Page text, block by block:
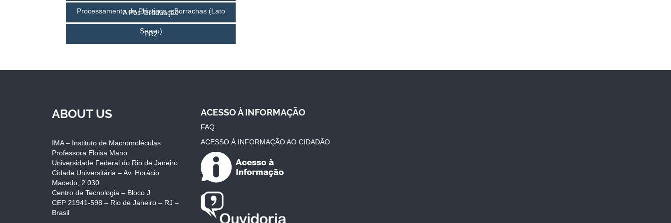
Processamento de Plásticos e Borrachas (Lato
Sensu)
A Pós-Graduação
PR2
ABOUT US
IMA – Instituto de Macromoléculas
Professora Eloisa Mano
Universidade Federal do Rio de Janeiro
Cidade Universitária – Av. Horácio
Macedo, 2.030
Centro de Tecnologia – Bloco J
CEP 21941-598 – Rio de Janeiro – RJ –
Brasil
ACESSO À INFORMAÇÃO
FAQ
ACESSO À INFORMAÇÃO AO CIDADÃO